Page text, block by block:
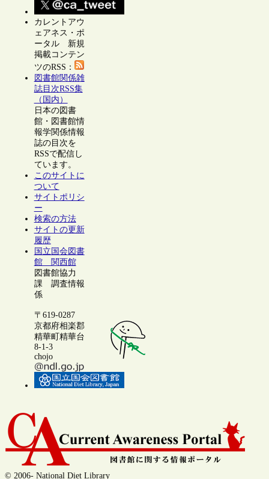
カレントアウ
ェアネス・ポ
ータル 新規
掲載コンテン
ツのRSS：
図書館関係雑
誌目次RSS集
（国内）
日本の図書
館・図書館情
報学関係情報
誌の目次を
RSSで配信し
ています。
このサイトに
ついて
サイトポリシ
ー
検索の方法
サイトの更新
履歴
国立国会図書
館 関西館
図書館協力
課 調査情報
係
〒619-0287
京都府相楽郡
精華町精華台
8-1-3
chojo
© 2006- National Diet Library